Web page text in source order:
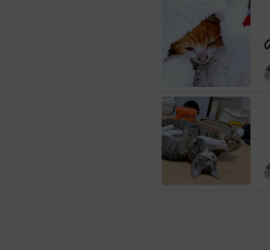
「右前足の麻
難しいと思っ
ことを決めまし
（※首の筋肉や
手厚いケア